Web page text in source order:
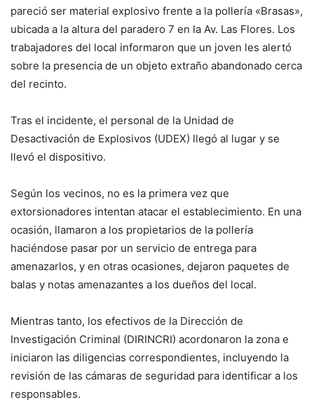
pareció ser material explosivo frente a la pollería «Brasas»,
ubicada a la altura del paradero 7 en la Av. Las Flores. Los
trabajadores del local informaron que un joven les alertó
sobre la presencia de un objeto extraño abandonado cerca
del recinto.
Tras el incidente, el personal de la Unidad de
Desactivación de Explosivos (UDEX) llegó al lugar y se
llevó el dispositivo.
Según los vecinos, no es la primera vez que
extorsionadores intentan atacar el establecimiento. En una
ocasión, llamaron a los propietarios de la pollería
haciéndose pasar por un servicio de entrega para
amenazarlos, y en otras ocasiones, dejaron paquetes de
balas y notas amenazantes a los dueños del local.
Mientras tanto, los efectivos de la Dirección de
Investigación Criminal (DIRINCRI) acordonaron la zona e
iniciaron las diligencias correspondientes, incluyendo la
revisión de las cámaras de seguridad para identificar a los
responsables.